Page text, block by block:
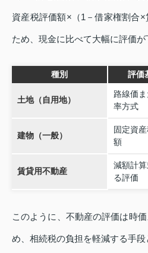
資産税評価額×（1－借家権割合
ため、現金に比べて大幅に評価が
種別 評価
土地（自用地）
路線価
率方式
建物（一般）
固定資
額
賃貸用不動産
減額計算
る評価
このように、不動産の評価は時
め、相続税の負担を軽減する手段